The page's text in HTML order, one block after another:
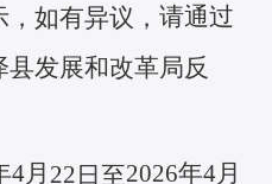
，如有异议，请通过
县发展和改革局反
4月 22 日至2026年4月